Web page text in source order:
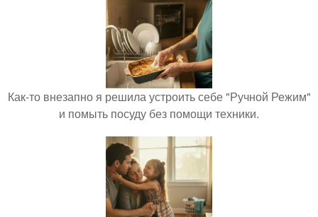
Как-то внезапно я решила устроить себе "Ручной Режим"
и помыть посуду без помощи техники.